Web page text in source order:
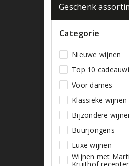
Geschenk
Categorie
Nieuwe wijnen
Top 10
Voor dames
Klassieke wijnen
Bijzondere
Buurjongens
Luxe wijnen
Wijnen met